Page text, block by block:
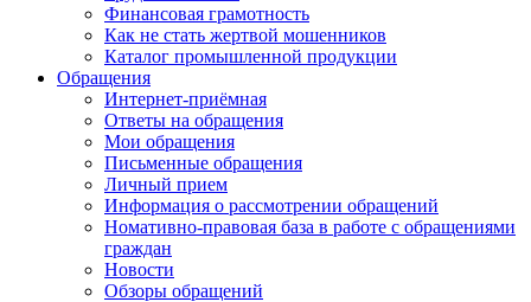
Финансовая грамотность
Как не стать жертвой мошенников
Каталог промышленной продукции
Обращения
Интернет-приёмная
Ответы на обращения
Мои обращения
Письменные обращения
Личный прием
Информация о рассмотрении обращений
Номативно-правовая база в работе с обращениями
граждан
Новости
Обзоры обращений